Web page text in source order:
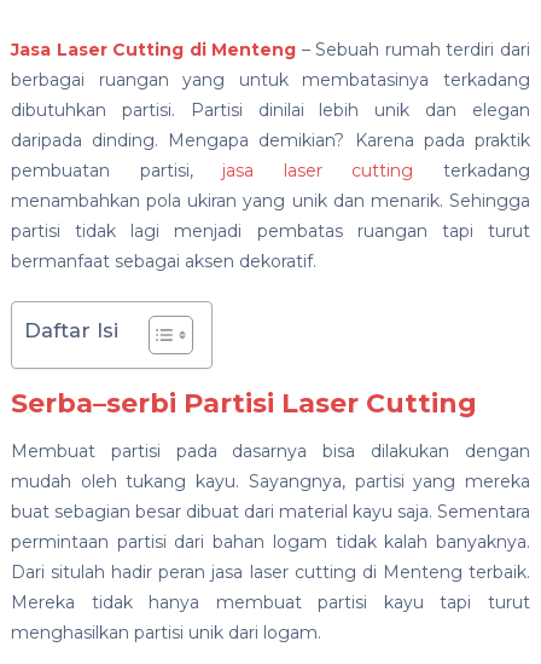
Jasa Laser Cutting di Menteng – Sebuah rumah terdiri dari
berbagai ruangan yang untuk membatasinya terkadang
dibutuhkan partisi. Partisi dinilai lebih unik dan elegan
daripada dinding. Mengapa demikian? Karena pada praktik
pembuatan partisi, jasa laser cutting terkadang
menambahkan pola ukiran yang unik dan menarik. Sehingga
partisi tidak lagi menjadi pembatas ruangan tapi turut
bermanfaat sebagai aksen dekoratif.
Daftar Isi
Serba–serbi Partisi Laser Cutting
Membuat partisi pada dasarnya bisa dilakukan dengan
mudah oleh tukang kayu. Sayangnya, partisi yang mereka
buat sebagian besar dibuat dari material kayu saja. Sementara
permintaan partisi dari bahan logam tidak kalah banyaknya.
Dari situlah hadir peran jasa laser cutting di Menteng terbaik.
Mereka tidak hanya membuat partisi kayu tapi turut
menghasilkan partisi unik dari logam.